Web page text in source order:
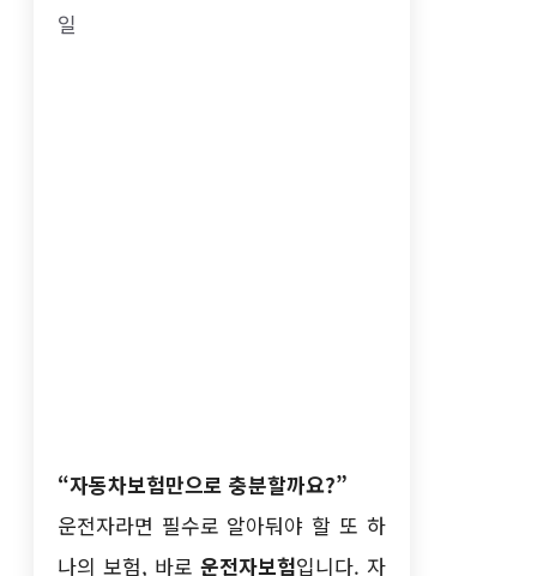
일
“자동차보험만으로 충분할까요?”
운전자라면 필수로 알아둬야 할 또 하
나의 보험, 바로 운전자보험입니다. 자